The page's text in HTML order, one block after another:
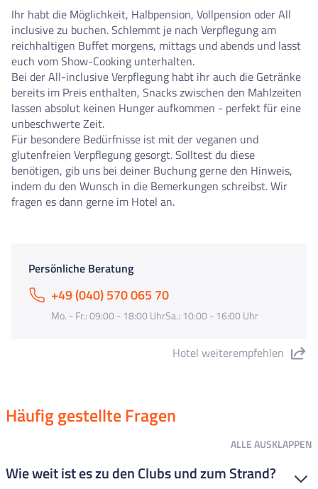
Ihr habt die Möglichkeit, Halbpension, Vollpension oder All
inclusive zu buchen. Schlemmt je nach Verpflegung am
reichhaltigen Buffet morgens, mittags und abends und lasst
euch vom Show-Cooking unterhalten.
Bei der All-inclusive Verpflegung habt ihr auch die Getränke
bereits im Preis enthalten, Snacks zwischen den Mahlzeiten
lassen absolut keinen Hunger aufkommen - perfekt für eine
unbeschwerte Zeit.
Für besondere Bedürfnisse ist mit der veganen und
glutenfreien Verpflegung gesorgt. Solltest du diese
benötigen, gib uns bei deiner Buchung gerne den Hinweis,
indem du den Wunsch in die Bemerkungen schreibst. Wir
fragen es dann gerne im Hotel an.
Persönliche Beratung
+49 (040) 570 065 70
Mo. - Fr.: 09:00 - 18:00 UhrSa.: 10:00 - 16:00 Uhr
Hotel weiterempfehlen
Häufig gestellte Fragen
ALLEAUSKLAPPEN
Wie weit ist es zu den Clubs und zum Strand?